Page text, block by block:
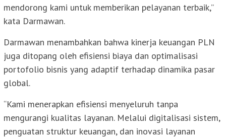
mendorong kami untuk memberikan pelayanan terbaik,”
kata Darmawan.
Darmawan menambahkan bahwa kinerja keuangan PLN
juga ditopang oleh efisiensi biaya dan optimalisasi
portofolio bisnis yang adaptif terhadap dinamika pasar
global.
“Kami menerapkan efisiensi menyeluruh tanpa
mengurangi kualitas layanan. Melalui digitalisasi sistem,
penguatan struktur keuangan, dan inovasi layanan